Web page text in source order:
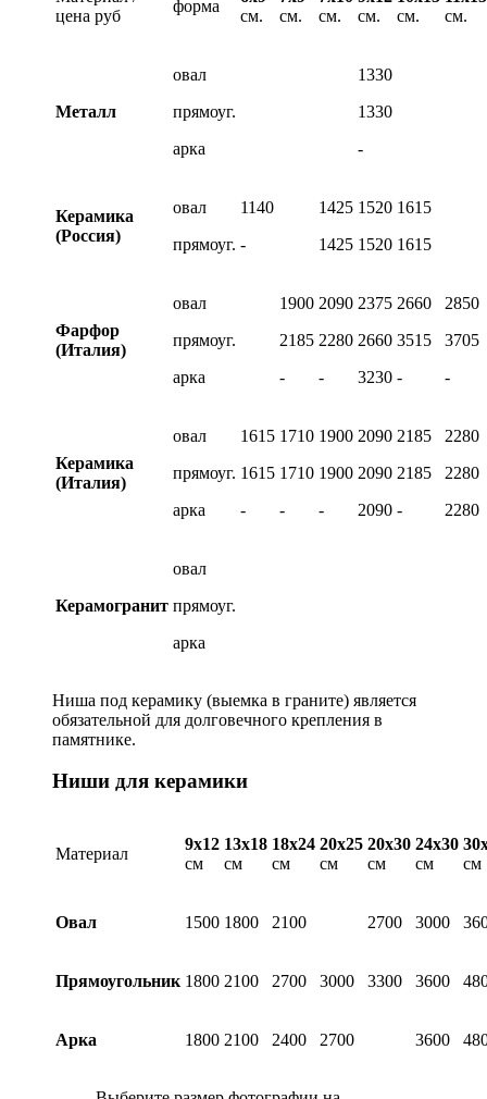
цена руб
форма
см.
см.
см.
см.
см.
см.
Металл
овал
прямоуг.
арка
1330
1330
-
Керамика
(Россия)
овал
прямоуг.
1140
-
1425
1425
1520
1520
1615
1615
Фарфор
(Италия)
овал
прямоуг.
арка
1900
2185
-
2090
2280
-
2375
2660
3230
2660
3515
-
2850
3705
-
Керамика
(Италия)
овал
прямоуг.
арка
1615
1615
-
1710
1710
-
1900
1900
-
2090
2090
2090
2185
2185
-
2280
2280
2280
Керамогранит
овал
прямоуг.
арка
Ниша под керамику (выемка в граните) является
обязательной для долговечного крепления в
памятнике.
Ниши для керамики
Материал
9х12
см
13х18
см
18х24
см
20х25
см
20х30
см
24х30
см
см
Овал 1500 1800 2100 2700 3000
Прямоугольник 1800 2100 2700 3000 3300 3600
Арка 1800 2100 2400 2700 3600